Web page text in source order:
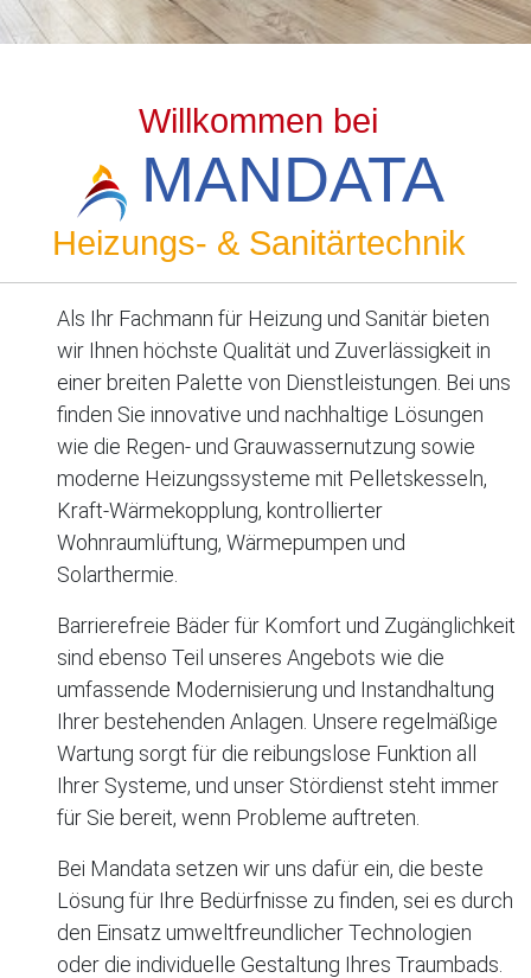
Willkommen bei
MANDATA
Heizungs- & Sanitärtechnik
Als Ihr Fachmann für Heizung und Sanitär bieten
wir Ihnen höchste Qualität und Zuverlässigkeit in
einer breiten Palette von Dienstleistungen. Bei uns
finden Sie innovative und nachhaltige Lösungen
wie die Regen- und Grauwassernutzung sowie
moderne Heizungssysteme mit Pelletskesseln,
Kraft-Wärmekopplung, kontrollierter
Wohnraumlüftung, Wärmepumpen und
Solarthermie.
Barrierefreie Bäder für Komfort und Zugänglichkeit
sind ebenso Teil unseres Angebots wie die
umfassende Modernisierung und Instandhaltung
Ihrer bestehenden Anlagen. Unsere regelmäßige
Wartung sorgt für die reibungslose Funktion all
Ihrer Systeme, und unser Stördienst steht immer
für Sie bereit, wenn Probleme auftreten.
Bei Mandata setzen wir uns dafür ein, die beste
Lösung für Ihre Bedürfnisse zu finden, sei es durch
den Einsatz umweltfreundlicher Technologien
oder die individuelle Gestaltung Ihres Traumbads.